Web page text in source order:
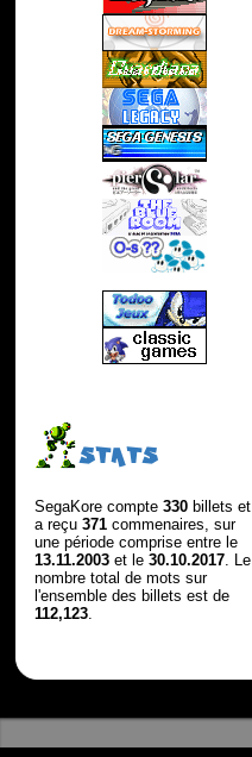
STATS
SegaKore compte 330billets et
a reçu 371commenaires, sur
une période comprise entre le
13.11.2003et le 30.10.2017. Le
nombre total de mots sur
l'ensemble des billets est de
112,123.